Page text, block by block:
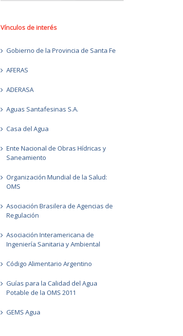
Vínculos de interés
Gobierno de la Provincia de Santa Fe
AFERAS
ADERASA
Aguas Santafesinas S.A.
Casa del Agua
Ente Nacional de Obras Hídricas y
Saneamiento
Organización Mundial de la Salud:
OMS
Asociación Brasilera de Agencias de
Regulación
Asociación Interamericana de
Ingeniería Sanitaria y Ambiental
Código Alimentario Argentino
Guías para la Calidad del Agua
Potable de la OMS 2011
GEMS Agua